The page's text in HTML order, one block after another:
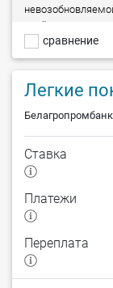
сравнение
дней в соответствии с
на текущие
для
Легкие
Белагропромбанк
Ставка
Платежи
Переплата